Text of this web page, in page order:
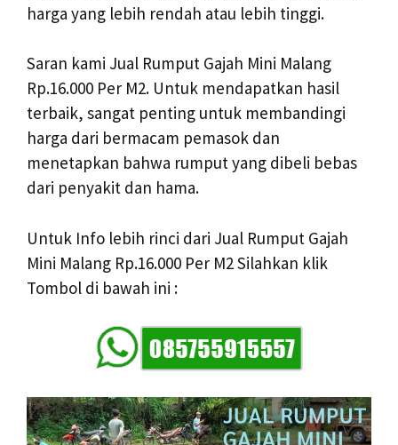
harga yang lebih rendah atau lebih tinggi.
Saran kami Jual Rumput Gajah Mini Malang
Rp.16.000 Per M2. Untuk mendapatkan hasil
terbaik, sangat penting untuk membandingi
harga dari bermacam pemasok dan
menetapkan bahwa rumput yang dibeli bebas
dari penyakit dan hama.
Untuk Info lebih rinci dari Jual Rumput Gajah
Mini Malang Rp.16.000 Per M2 Silahkan klik
Tombol di bawah ini :